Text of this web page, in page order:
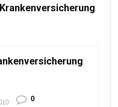
0